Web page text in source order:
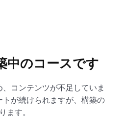
中のコースです
コンテンツが不足していま
が続けられますが、構築の
ます。